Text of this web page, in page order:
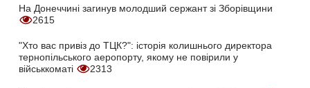
На Донеччині загинув молодший сержант зі Зборівщини
2615
"Хто вас привіз до ТЦК?": історія колишнього директора
тернопільського аеропорту, якому не повірили у
військкоматі
2313